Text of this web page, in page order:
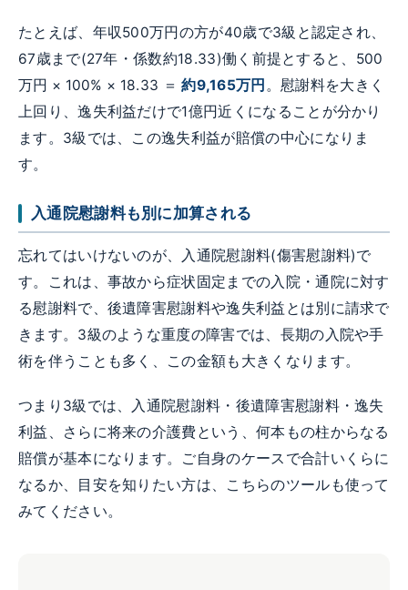
たとえば、年収500万円の方が40歳で3級と認定され、
67歳まで(27年・係数約18.33)働く前提とすると、500
万円 × 100% × 18.33 ＝約9,165万円 。慰謝料を大きく
上回り、逸失利益だけで1億円近くになることが分かり
ます。3級では、この逸失利益が賠償の中心になりま
す。
入通院慰謝料も別に加算される
忘れてはいけないのが、入通院慰謝料(傷害慰謝料)で
す。これは、事故から症状固定までの入院・通院に対す
る慰謝料で、後遺障害慰謝料や逸失利益とは別に請求で
きます。3級のような重度の障害では、長期の入院や手
術を伴うことも多く、この金額も大きくなります。
つまり3級では、入通院慰謝料・後遺障害慰謝料・逸失
利益、さらに将来の介護費という、何本もの柱からなる
賠償が基本になります。ご自身のケースで合計いくらに
なるか、目安を知りたい方は、こちらのツールも使って
みてください。